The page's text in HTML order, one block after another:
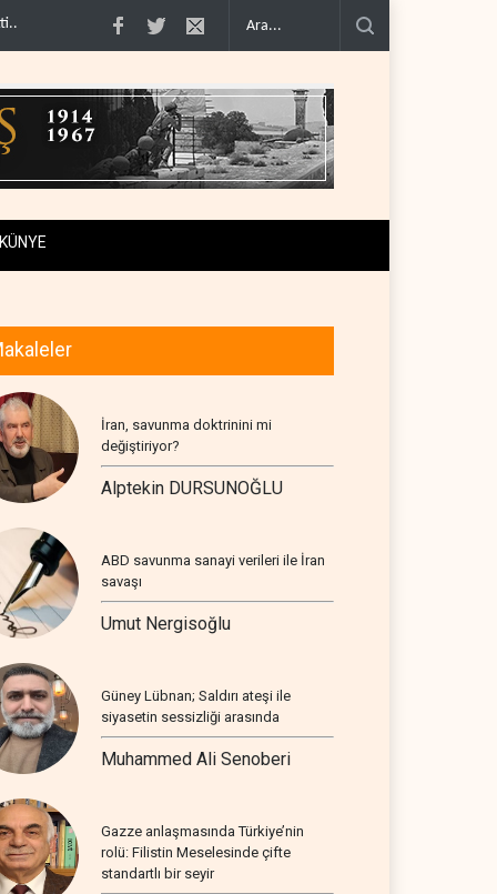
.. İsrail, beyin göçünde rekora koşuyor.. Kolombiya kartelleri
KÜNYE
İran, savunma doktrinini mi
değiştiriyor?
Alptekin DURSUNOĞLU
ABD savunma sanayi verileri ile İran
savaşı
Umut Nergisoğlu
Güney Lübnan; Saldırı ateşi ile
siyasetin sessizliği arasında
Muhammed Ali Senoberi
Gazze anlaşmasında Türkiye’nin
rolü: Filistin Meselesinde çifte
standartlı bir seyir